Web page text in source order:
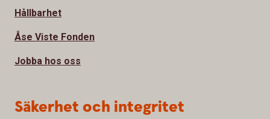
Hållbarhet
Åse Viste Fonden
Jobba hos oss
Säkerhet och integritet